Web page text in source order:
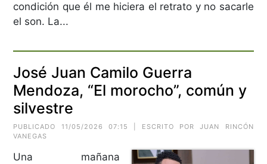
condición que él me hiciera el retrato y no sacarle
el son. La...
José Juan Camilo Guerra
Mendoza, “El morocho”, común y
silvestre
PUBLICADO 11/05/2026 07:15 | ESCRITO POR JUAN RINCÓN
VANEGAS
Una mañana